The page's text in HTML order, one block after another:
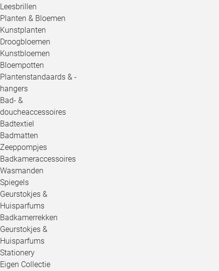
Leesbrillen
Planten & Bloemen
Kunstplanten
Droogbloemen
Kunstbloemen
Bloempotten
Plantenstandaards & -
hangers
Bad- &
doucheaccessoires
Badtextiel
Badmatten
Zeeppompjes
Badkameraccessoires
Wasmanden
Spiegels
Geurstokjes &
Huisparfums
Badkamerrekken
Geurstokjes &
Huisparfums
Stationery
Eigen Collectie